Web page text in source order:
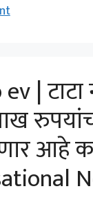
| टाटा
आहे